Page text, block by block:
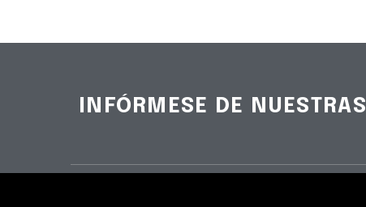
INFÓRMESE DE NUESTRAS